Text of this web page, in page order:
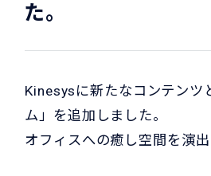
た。
Kinesysに新たなコンテンツ
ム 」を追加しました。
オフィスへの癒し空間を演出